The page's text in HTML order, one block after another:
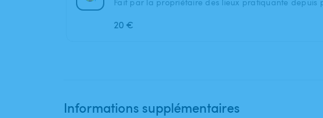
20 €
Informations supplémentaires